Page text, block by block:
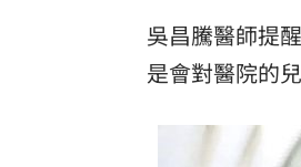
吳昌騰醫師提
是會對醫院的